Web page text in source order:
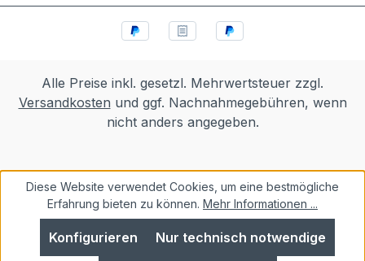
Alle Preise inkl. gesetzl. Mehrwertsteuer zzgl.
Versandkosten und ggf. Nachnahmegebühren, wenn
nicht anders angegeben.
Diese Website verwendet Cookies, um eine bestmögliche
Erfahrung bieten zu können. Mehr Informationen ...
Nur technisch notwendige
Konfigurieren